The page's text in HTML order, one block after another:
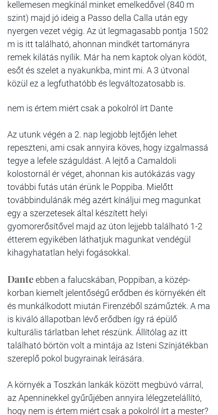
kellemesen megkínál minket emelkedővel (840 m
szint) majd jó ideig a Passo della Calla után egy
nyergen vezet végig. Az út legmagasabb pontja 1502
m is itt található, ahonnan mindkét tartományra
remek kilátás nyílik. Már ha nem kaptok olyan ködöt,
esőt és szelet a nyakunkba, mint mi. A 3 útvonal
közül ez a legfuthatóbb és legváltozatosabb is.
nem is értem miért csak a pokolról írt Dante
Az utunk végén a 2. nap legjobb lejtőjén lehet
repeszteni, ami csak annyira köves, hogy izgalmassá
tegye a lefele száguldást. A lejtő a Camaldoli
kolostornál ér véget, ahonnan kis autókázás vagy
további futás után érünk le Poppiba. Mielőtt
továbbindulánák még azért kínáljui meg magunkat
egy a szerzetesek által készített helyi
gyomorerősítővel majd az úton lejjebb található 1-2
étterem egyikében láthatjuk magunkat vendégül
kihagyhatatlan helyi fogásokkal.
Danteebben a falucskában, Poppiban, a közép-
korban kiemelt jelentőségű erődben és környékén élt
és munkálkodott miután Firenzéből száműzték. A ma
is kiváló állapotban lévő erődben így rá épülő
kulturális tárlatban lehet részünk. Állítólag az itt
található börtön volt a mintája az Isteni Színjátékban
szereplő pokol bugyrainak leírására.
A környék a Toszkán lankák között megbúvó várral,
az Apenninekkel gyűrűjében annyira lélegzetelállító,
hogy nem is értem miért csak a pokolról írt a mester?